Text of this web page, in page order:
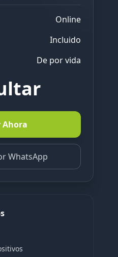
Online
Incluido
De por vida
Ahora
WhatsApp